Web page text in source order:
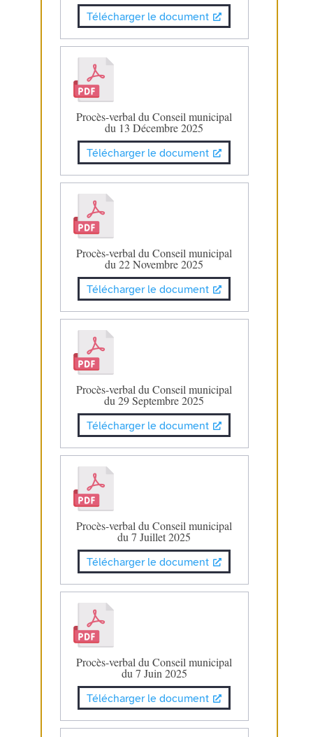
Télécharger le document
Procès-verbal du Conseil municipal
du 13 Décembre 2025
Télécharger le document
Procès-verbal du Conseil municipal
du 22 Novembre 2025
Télécharger le document
Procès-verbal du Conseil municipal
du 29 Septembre 2025
Télécharger le document
Procès-verbal du Conseil municipal
du 7 Juillet 2025
Télécharger le document
Procès-verbal du Conseil municipal
du 7 Juin 2025
Télécharger le document